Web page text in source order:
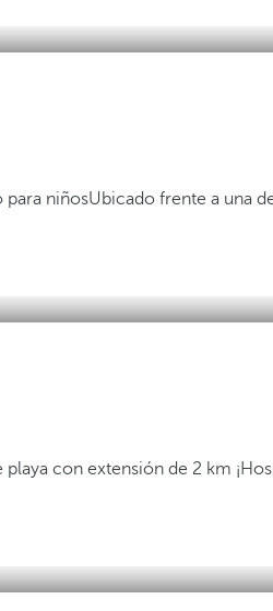
para niñosUbicado frente a una
playa con extensión de 2 km